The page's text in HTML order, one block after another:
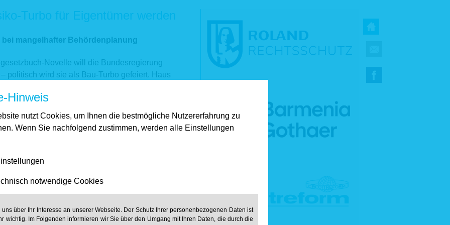
Turbo für Eigentümer werden
mangelhafter Behördenplanung
Novelle will die Bundesregierung
politisch wird sie als Bau-Turbo gefeiert. Haus
einer Schattenseite der Reform: Der neue §
als verbraucherfeindliche
ein Bebauungsplan später vom Gericht
Lärmbelastungen zugelassen hat. Zwar dürfen
doch Behörden können nachträglich
und die Kosten auf die Eigentümer abwälzen.
für private Eigentümer werden“, warnt Haus &
BauGB ist in seiner jetzigen Form
und Planer, aber nicht die Menschen, die
Hinweis
nutzt Cookies, um Ihnen die bestmögliche Nutzererfahrung zu
Wenn Sie nachfolgend zustimmen, werden alle Einstellungen
notwendige Cookies
uns über Ihr Interesse an unserer Webseite. Der Schutz Ihrer personenbezogenen Daten ist
wichtig. Im Folgenden informieren wir Sie über den Umgang mit Ihren Daten, die durch die